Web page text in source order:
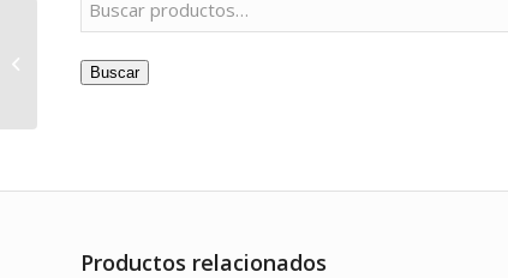
Buscar
Productos relacionados
Gales combinado